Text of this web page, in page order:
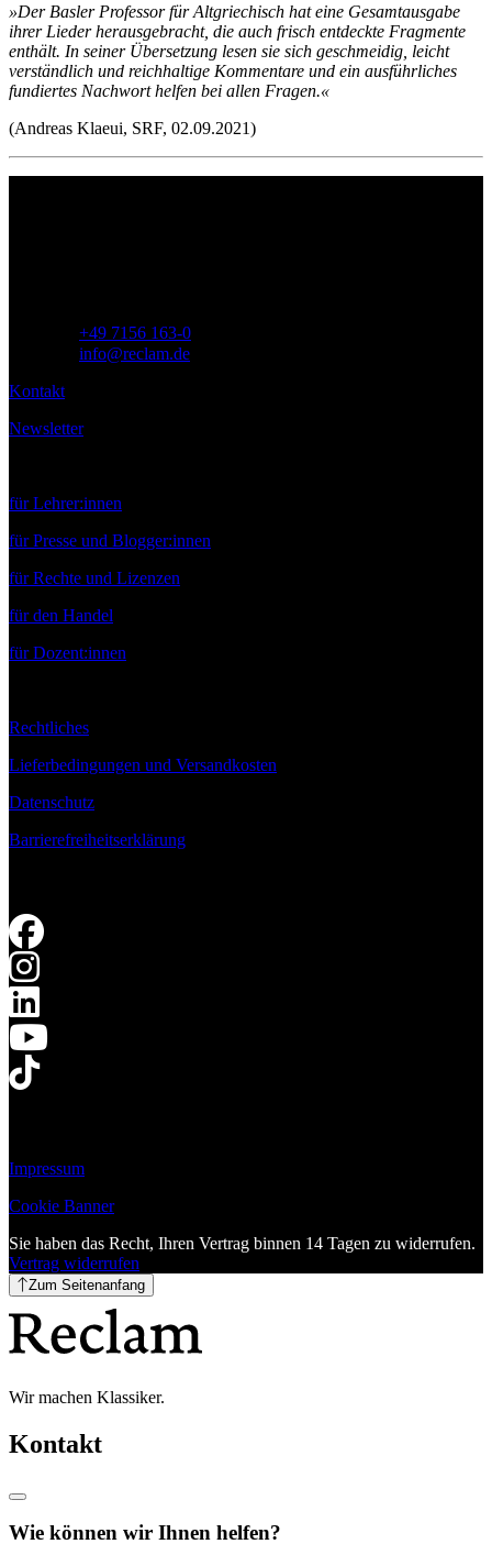
»Der Basler Professor für Altgriechisch hat eine Gesamtausgabe
ihrer Lieder herausgebracht, die auch frisch entdeckte Fragmente
enthält. In seiner Übersetzung lesen sie sich geschmeidig, leicht
verständlich und reichhaltige Kommentare und ein ausführliches
fundiertes Nachwort helfen bei allen Fragen.«
(Andreas Klaeui, SRF, 02.09.2021)
+49 7156 163-0
info@reclam.de
Kontakt
Newsletter
für Lehrer:innen
für Presse und Blogger:innen
für Rechte und Lizenzen
für den Handel
für Dozent:innen
Rechtliches
Lieferbedingungen und Versandkosten
Datenschutz
Barrierefreiheitserklärung
Impressum
Cookie Banner
Sie haben das Recht, Ihren Vertrag binnen 14 Tagen zu widerrufen.
Vertrag widerrufen
Zum Seitenanfang
Wir machen Klassiker.
Kontakt
Wie können wir Ihnen helfen?